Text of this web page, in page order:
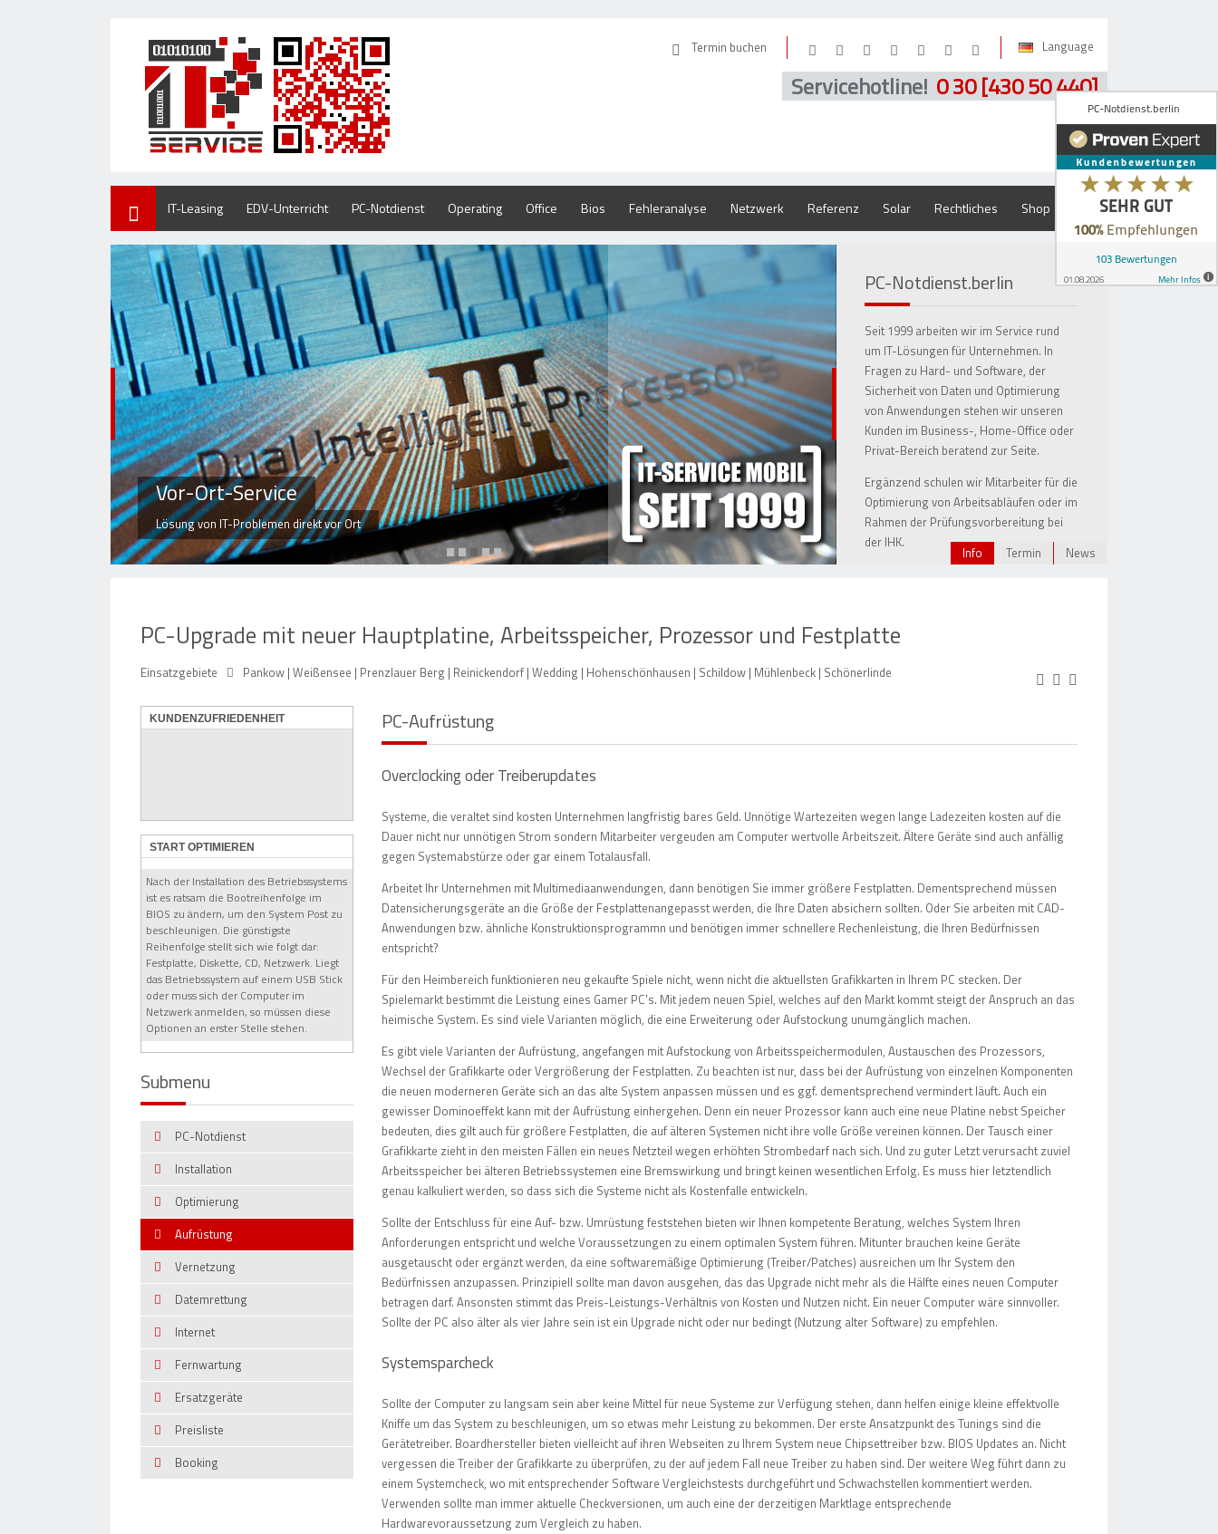
Language
Termin buchen
Servicehotline! 0 30 [430 50 440]
IT-Leasing EDV-Unterricht PC-Notdienst Operating Office Bios Fehleranalyse Netzwerk Referenz Solar Rechtliches Shop Suche
Vor-Ort-Service
Lösung von IT-Problemen direkt vor Ort
Fehleranalyse
Datenbank mit Lösungen zu Hard- und Software
Referenz
Alles auf einem Blick - Dosbefehle, ASCII, Unicode
••••• Info Termin News
PC-Notdienst.berlin
Seit 1999 arbeiten wir im Service rund
um IT-Lösungen für Unternehmen. In
Fragen zu Hard- und Software, der
Sicherheit von Daten und Optimierung
von Anwendungen stehen wir unseren
Kunden im Business-, Home-Office oder
Privat-Bereich beratend zur Seite.
Ergänzend schulen wir Mitarbeiter für die
Optimierung von Arbeitsabläufen oder im
Rahmen der Prüfungsvorbereitung bei
der IHK.
PC-Upgrade mit neuer Hauptplatine, Arbeitsspeicher, Prozessor und Festplatte
Einsatzgebiete Pankow | Weißensee | Prenzlauer Berg | Reinickendorf | Wedding | Hohenschönhausen | Schildow | Mühlenbeck | Schönerlinde
PC-Aufrüstung
Overclocking oder Treiberupdates
Systeme, die veraltet sind kosten Unternehmen langfristig bares Geld. Unnötige Wartezeiten wegen lange Ladezeiten kosten auf die
Dauer nicht nur unnötigen Strom sondern Mitarbeiter vergeuden am Computer wertvolle Arbeitszeit. Ältere Geräte sind auch anfällig
gegen Systemabstürze oder gar einem Totalausfall.
Arbeitet Ihr Unternehmen mit Multimediaanwendungen, dann benötigen Sie immer größere Festplatten. Dementsprechend müssen
Datensicherungsgeräte an die Größe der Festplattenangepasst werden, die Ihre Daten absichern sollten. Oder Sie arbeiten mit CAD-
Anwendungen bzw. ähnliche Konstruktionsprogrammn und benötigen immer schnellere Rechenleistung, die Ihren Bedürfnissen
entspricht?
Für den Heimbereich funktionieren neu gekaufte Spiele nicht, wenn nicht die aktuellsten Grafikkarten in Ihrem PC stecken. Der
Spielemarkt bestimmt die Leistung eines Gamer PC's. Mit jedem neuen Spiel, welches auf den Markt kommt steigt der Anspruch an das
heimische System. Es sind viele Varianten möglich, die eine Erweiterung oder Aufstockung unumgänglich machen.
Es gibt viele Varianten der Aufrüstung, angefangen mit Aufstockung von Arbeitsspeichermodulen, Austauschen des Prozessors,
Wechsel der Grafikkarte oder Vergrößerung der Festplatten. Zu beachten ist nur, dass bei der Aufrüstung von einzelnen Komponenten
die neuen moderneren Geräte sich an das alte System anpassen müssen und es ggf. dementsprechend vermindert läuft. Auch ein
gewisser Dominoeffekt kann mit der Aufrüstung einhergehen. Denn ein neuer Prozessor kann auch eine neue Platine nebst Speicher
bedeuten, dies gilt auch für größere Festplatten, die auf älteren Systemen nicht ihre volle Größe vereinen können. Der Tausch einer
Grafikkarte zieht in den meisten Fällen ein neues Netzteil wegen erhöhten Strombedarf nach sich. Und zu guter Letzt verursacht zuviel
Arbeitsspeicher bei älteren Betriebssystemen eine Bremswirkung und bringt keinen wesentlichen Erfolg. Es muss hier letztendlich
genau kalkuliert werden, so dass sich die Systeme nicht als Kostenfalle entwickeln.
Sollte der Entschluss für eine Auf- bzw. Umrüstung feststehen bieten wir Ihnen kompetente Beratung, welches System Ihren
Anforderungen entspricht und welche Voraussetzungen zu einem optimalen System führen. Mitunter brauchen keine Geräte
ausgetauscht oder ergänzt werden, da eine softwaremäßige Optimierung (Treiber/Patches) ausreichen um Ihr System den
Bedürfnissen anzupassen. Prinzipiell sollte man davon ausgehen, das das Upgrade nicht mehr als die Hälfte eines neuen Computer
betragen darf. Ansonsten stimmt das Preis-Leistungs-Verhältnis von Kosten und Nutzen nicht. Ein neuer Computer wäre sinnvoller.
Sollte der PC also älter als vier Jahre sein ist ein Upgrade nicht oder nur bedingt (Nutzung alter Software) zu empfehlen.
Systemsparcheck
Sollte der Computer zu langsam sein aber keine Mittel für neue Systeme zur Verfügung stehen, dann helfen einige kleine effektvolle
Kniffe um das System zu beschleunigen, um so etwas mehr Leistung zu bekommen. Der erste Ansatzpunkt des Tunings sind die
Gerätetreiber. Boardhersteller bieten vielleicht auf ihren Webseiten zu Ihrem System neue Chipsettreiber bzw. BIOS Updates an. Nicht
vergessen die Treiber der Grafikkarte zu überprüfen, zu der auf jedem Fall neue Treiber zu haben sind. Der weitere Weg führt dann zu
einem Systemcheck, wo mit entsprechender Software Vergleichstests durchgeführt und Schwachstellen kommentiert werden.
Verwenden sollte man immer aktuelle Checkversionen, um auch eine der derzeitigen Marktlage entsprechende
Hardwarevoraussetzung zum Vergleich zu haben.
KUNDENZUFRIEDENHEIT
START OPTIMIEREN
Nach der Installation des Betriebssystems
ist es ratsam die Bootreihenfolge im
BIOS zu ändern, um den System Post zu
beschleunigen. Die günstigste
Reihenfolge stellt sich wie folgt dar:
Festplatte, Diskette, CD, Netzwerk. Liegt
das Betriebssystem auf einem USB Stick
oder muss sich der Computer im
Netzwerk anmelden, so müssen diese
Optionen an erster Stelle stehen.
Submenu
PC-Notdienst
Installation
Optimierung
Aufrüstung
Vernetzung
Datemrettung
Internet
Fernwartung
Ersatzgeräte
Preisliste
Booking